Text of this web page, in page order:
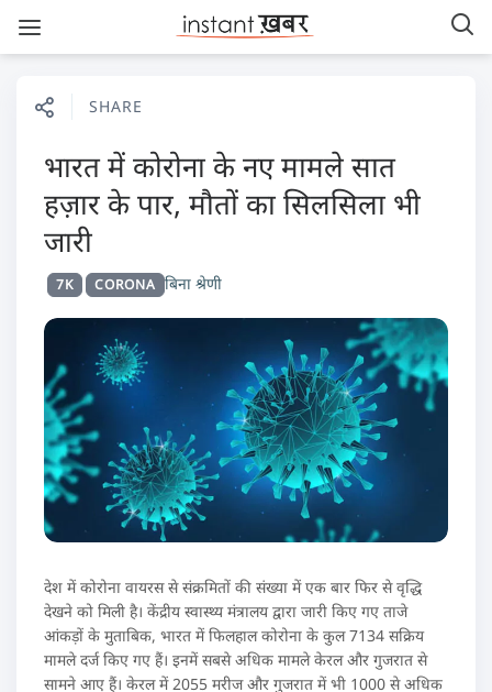
SHARE
भारत में कोरोना के नए मामले सात
हज़ार के पार, मौतों का सिलसिला भी
जारी
7K CORONA बिना श्रेणी
देश में कोरोना वायरस से संक्रमितों की संख्या में एक बार फिर से वृद्धि
देखने को मिली है। केंद्रीय स्वास्थ्य मंत्रालय द्वारा जारी किए गए ताजे
आंकड़ों के मुताबिक, भारत में फिलहाल कोरोना के कुल 7134 सक्रिय
मामले दर्ज किए गए हैं। इनमें सबसे अधिक मामले केरल और गुजरात से
सामने आए हैं। केरल में 2055 मरीज और गुजरात में भी 1000 से अधिक